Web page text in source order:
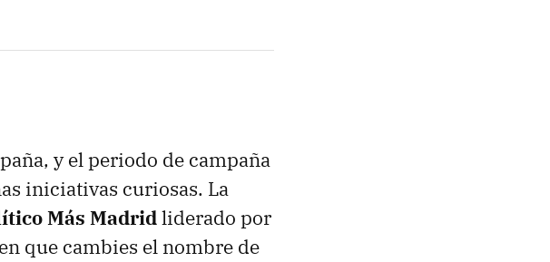
y el periodo de campaña
iniciativas curiosas. La
Más Madridliderado por
que cambies el nombre de